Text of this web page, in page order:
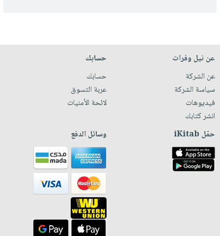
عن نيل وفرات
عن الشركة
سياسة الشركة
فيديوهات
انشر كتابك
حسابك
حسابك
عربة التسوق
لائحة الأمنيات
حمّل iKitab وسائل الدفع